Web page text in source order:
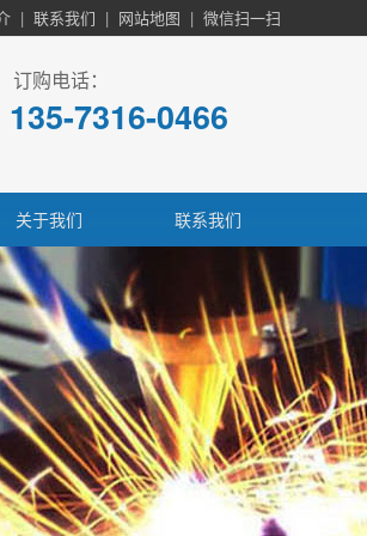
| 联系我们 | 微信扫一扫
网站地图 |
订购电话：
135-7316-0466
关于我们 联系我们